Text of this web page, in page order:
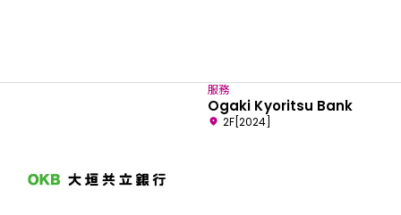
服務
Ogaki Kyoritsu Bank
2F[2024]